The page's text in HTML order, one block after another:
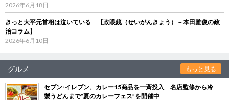
2026年6月18日
きっと大平元首相は泣いている 【政眼鏡（せいがんきょう）－本田雅俊の政
治コラム】
2026年6月10日
グルメ もっと見る
セブン‐イレブン、カレー15商品を一斉投入 名店監修から冷
製うどんまで“夏のカレーフェス”を開催中